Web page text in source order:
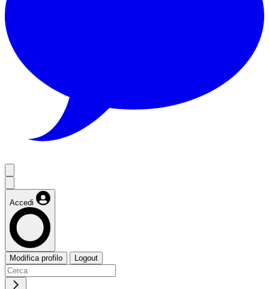
Accedi
Modifica profilo Logout